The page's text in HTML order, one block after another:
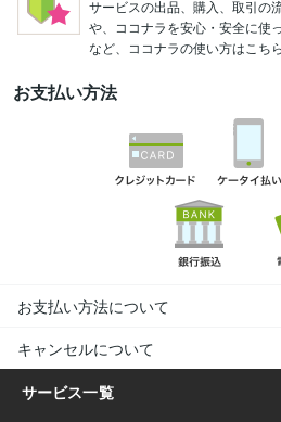
サービスの出品、購入、取引の
や、ココナラを安心・安全に使
など、ココナラの使い方はこちら
お支払い方法
お支払い方法について
キャンセルについて